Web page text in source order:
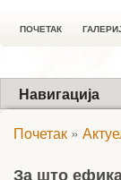
ПОЧЕТАК
Навигација
Почетак »
За што